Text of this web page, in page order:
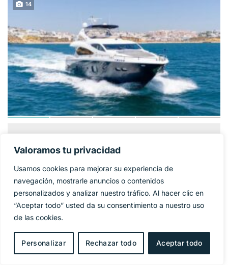
Valoramos tu privacidad
Usamos cookies para mejorar su experiencia de
navegación, mostrarle anuncios o contenidos
personalizados y analizar nuestro tráfico. Al hacer clic en
“Aceptar todo” usted da su consentimiento a nuestro uso
de las cookies.
Personalizar Rechazar todo Aceptar todo
14
YACHT
Año 2009
27 m
Manga 6,4 m
Combustible Diesel